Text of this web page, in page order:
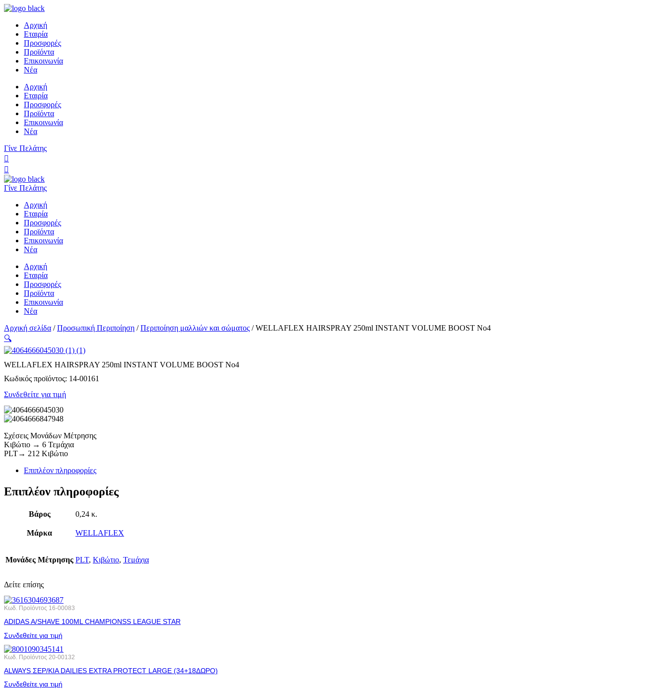
Αρχική
Εταιρία
Προσφορές
Προϊόντα
Επικοινωνία
Νέα
Αρχική
Εταιρία
Προσφορές
Προϊόντα
Επικοινωνία
Νέα
Γίνε Πελάτης
Γίνε Πελάτης
Αρχική
Εταιρία
Προσφορές
Προϊόντα
Επικοινωνία
Νέα
Αρχική
Εταιρία
Προσφορές
Προϊόντα
Επικοινωνία
Νέα
Αρχική σελίδα /Προσωπική Περιποίηση /Περιποίηση μαλλιών και σώματος / WELLAFLEX HAIRSPRAY 250ml INSTANT VOLUME BOOST No4
🔍
WELLAFLEX HAIRSPRAY 250ml INSTANT VOLUME BOOST No4
Κωδικός προϊόντος: 14-00161
Συνδεθείτε για τιμή
Σχέσεις Μονάδων Μέτρησης
Κιβώτιο → 6 Τεμάχια
PLT→ 212 Κιβώτιο
Επιπλέον πληροφορίες
Επιπλέον πληροφορίες
Βάρος 0,24 κ.
Μάρκα WELLAFLEX
Μονάδες Μέτρησης PLT, Κιβώτιο, Τεμάχια
Δείτε επίσης
Κωδ. Προϊόντος 16-00083
ADIDAS A/SHAVE 100ML CHAMPIONSS LEAGUE STAR
Συνδεθείτε για τιμή
Κωδ. Προϊόντος 20-00132
ALWAYS ΣΕΡ/ΚΙA DAILIES EXTRA PROTECT LARGE (34+18ΔΩΡΟ)
Συνδεθείτε για τιμή